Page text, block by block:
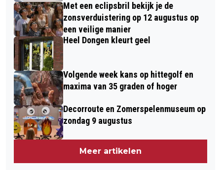
Met een eclipsbril bekijk je de
zonsverduistering op 12 augustus op
een veilige manier
Heel Dongen kleurt geel
Volgende week kans op hittegolf en
maxima van 35 graden of hoger
Decorroute en Zomerspelenmuseum op
zondag 9 augustus
Meer artikelen